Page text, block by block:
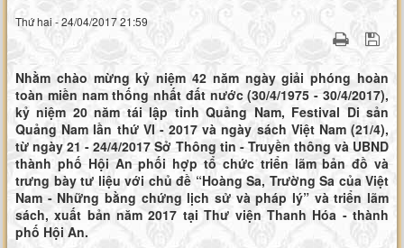
Thứ hai - 24/04/2017 21:59
Nhằm chào mừng kỷ niệm 42 năm ngày giải phóng hoàn
toàn miền nam thống nhất đất nước (30/4/1975 - 30/4/2017),
kỷ niệm 20 năm tái lập tỉnh Quảng Nam, Festival Di sản
Quảng Nam lần thứ VI - 2017 và ngày sách Việt Nam (21/4),
từ ngày 21 - 24/4/2017 Sở Thông tin - Truyền thông và UBND
thành phố Hội An phối hợp tổ chức triển lãm bản đồ và
trưng bày tư liệu với chủ đề “Hoàng Sa, Trường Sa của Việt
Nam - Những bằng chứng lịch sử và pháp lý” và triển lãm
sách, xuất bản năm 2017 tại Thư viện Thanh Hóa - thành
phố Hội An.